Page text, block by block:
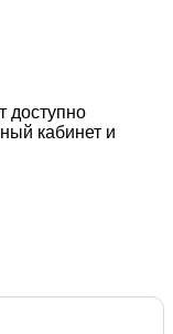
доступно
кабинет и